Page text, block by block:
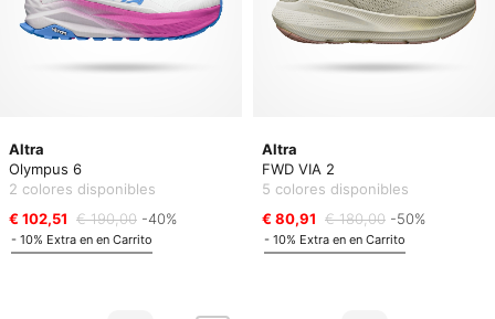
Altra
Olympus 6
2 colores disponibles
€ 102,51 € 190,00 -40%
- 10% Extra en en Carrito
Altra
FWD VIA 2
5 colores disponibles
€ 80,91 € 180,00 -50%
- 10% Extra en en Carrito